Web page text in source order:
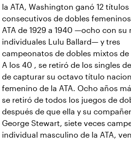
la ATA, Washington ganó 12 títulos
consecutivos de dobles
ATA de 1929 a 1940 —ocho con su
individuales Lulu Ballard— y tres
campeonatos de dobles mixtos de
A los 40 , se retiró de los singles
de capturar su octavo título
femenino de la ATA. Ocho años
se retiró de todos los juegos de
después de que ella y su
George Stewart, siete veces
individual masculino de la ATA,